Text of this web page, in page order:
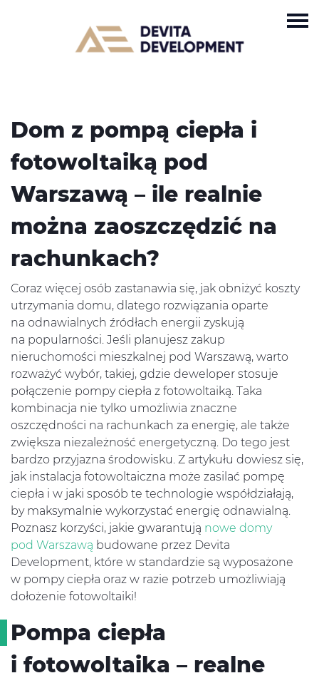
Dom z pompą ciepła i
fotowoltaiką pod
Warszawą – ile realnie
można zaoszczędzić na
rachunkach?
Coraz więcej osób zastanawia się, jak obniżyć koszty
utrzymania domu, dlatego rozwiązania oparte
na odnawialnych źródłach energii zyskują
na popularności. Jeśli planujesz zakup
nieruchomości mieszkalnej pod Warszawą, warto
rozważyć wybór, takiej, gdzie deweloper stosuje
połączenie pompy ciepła z fotowoltaiką. Taka
kombinacja nie tylko umożliwia znaczne
oszczędności na rachunkach za energię, ale także
zwiększa niezależność energetyczną. Do tego jest
bardzo przyjazna środowisku. Z artykułu dowiesz się,
jak instalacja fotowoltaiczna może zasilać pompę
ciepła i w jaki sposób te technologie współdziałają,
by maksymalnie wykorzystać energię odnawialną.
Poznasz korzyści, jakie gwarantują nowe domy
pod Warszawą budowane przez Devita
Development, które w standardzie są wyposażone
w pompy ciepła oraz w razie potrzeb umożliwiają
dołożenie fotowoltaiki!
Pompa ciepła
i fotowoltaika – realne